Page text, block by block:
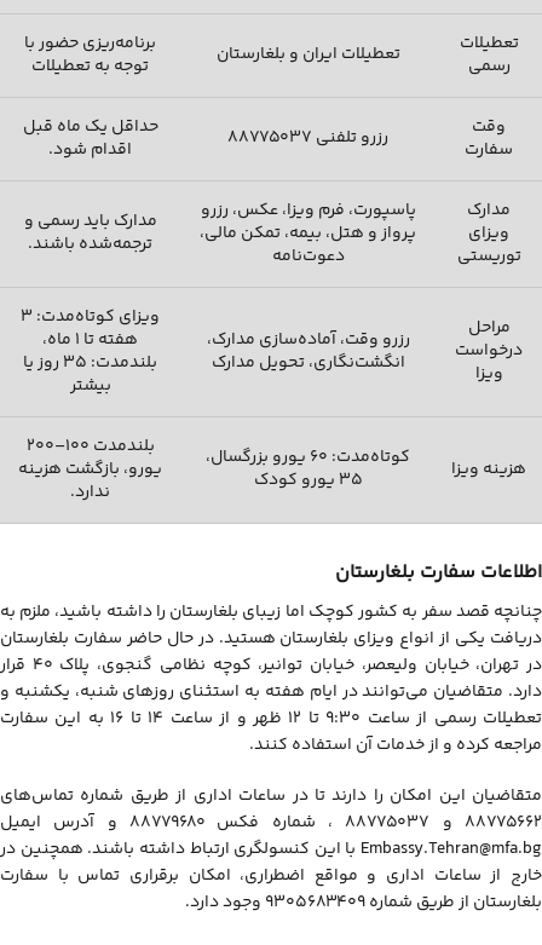
تعطیلات
رسمی
تعطیلات ایران و بلغارستان
برنامه‌ریزی حضور با
توجه به تعطیلات
وقت
سفارت
رزرو تلفنی ۸۸۷۷۵۰۳۷
حداقل یک ماه قبل
اقدام شود.
مدارک
ویزای
توریستی
پاسپورت، فرم ویزا، عکس، رزرو
پرواز و هتل، بیمه، تمکن مالی،
دعوت‌نامه
مدارک باید رسمی و
ترجمه‌شده باشند.
مراحل
درخواست
ویزا
رزرو وقت، آماده‌سازی مدارک،
انگشت‌نگاری، تحویل مدارک
ویزای کوتاه‌مدت: ۳
هفته تا ۱ ماه،
بلندمدت: ۳۵ روز یا
بیشتر
هزینه ویزا
کوتاه‌مدت: ۶۰ یورو بزرگسال،
۳۵ یورو کودک
بلندمدت ۱۰۰–۲۰۰
یورو، بازگشت هزینه
ندارد.
اطلاعات سفارت بلغارستان
چنانچه قصد سفر به کشور کوچک اما زیبای بلغارستان را داشته باشید، ملزم به
دریافت یکی از انواع ویزای بلغارستان هستید. در حال حاضر سفارت بلغارستان
در تهران، خیابان ولیعصر، خیابان توانیر، کوچه نظامی گنجوی، پلاک ۴۰ قرار
دارد. متقاضیان می‌توانند در ایام هفته به استثنای روزهای شنبه، یکشنبه و
تعطیلات رسمی از ساعت ۹:۳۰ تا ۱۲ ظهر و از ساعت ۱۴ تا ۱۶ به این سفارت
مراجعه کرده و از خدمات آن استفاده کنند.
متقاضیان این امکان را دارند تا در ساعات اداری از طریق شماره تماس‌های
۸۸۷۷۵۶۶۲ و ۸۸۷۷۵۰۳۷ ، شماره فکس ۸۸۷۷۹۶۸۰ و آدرس ایمیل
Embassy.Tehran@mfa.bg با این کنسولگری ارتباط داشته باشند. همچنین در
خارج از ساعات اداری و مواقع اضطراری، امکان برقراری تماس با سفارت
بلغارستان از طریق شماره ۹۳۰۵۶۸۳۴۰۹ وجود دارد.